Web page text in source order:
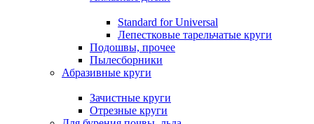
Standard for Universal
Лепестковые тарельчатые круги
Подошвы, прочее
Пылесборники
Абразивные круги
Зачистные круги
Отрезные круги